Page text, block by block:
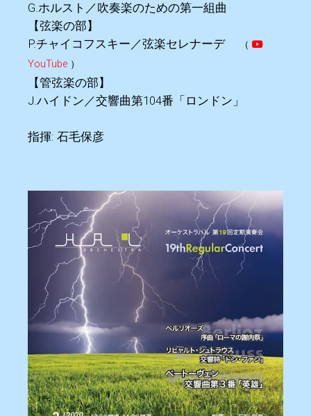
G.ホルスト／吹奏楽のための第一組曲
【弦楽の部】
P.チャイコフスキー／弦楽セレナーデ
（
YouTube ）
【管弦楽の部】
J.ハイドン／交響曲第104番「ロンドン」
指揮: 石毛保彦